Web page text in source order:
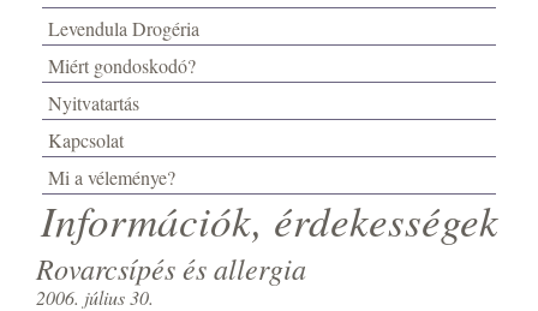
Levendula Drogéria
Miért gondoskodó?
Nyitvatartás
Kapcsolat
Mi a véleménye?
Információk, érdekességek
Rovarcsípés és allergia
2006. július 30.